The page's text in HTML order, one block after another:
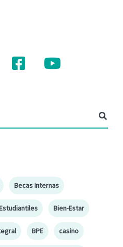
Becas Internas
Bien-Estar
BPE casino